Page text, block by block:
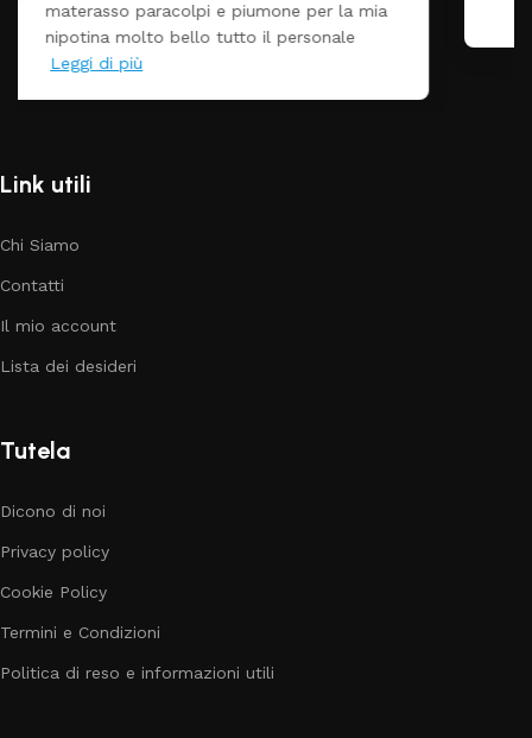
Prezzo ottimi rispetto la concorrenza
Link utili
Chi Siamo
Contatti
Il mio account
Lista dei desideri
Tutela
Dicono di noi
Privacy policy
Cookie Policy
Termini e Condizioni
Politica di reso e informazioni utili